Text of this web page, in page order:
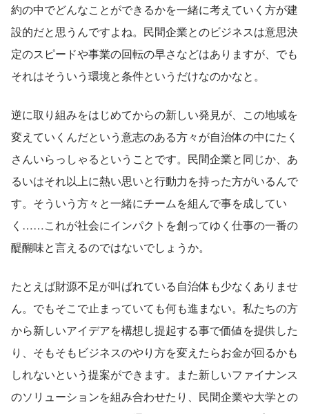
約の中でどんなことができるかを一緒に考えていく方が建
設的だと思うんですよね。民間企業とのビジネスは意思決
定のスピードや事業の回転の早さなどはありますが、でも
それはそういう環境と条件というだけなのかなと。
逆に取り組みをはじめてからの新しい発見が、この地域を
変えていくんだという意志のある方々が自治体の中にたく
さんいらっしゃるということです。民間企業と同じか、あ
るいはそれ以上に熱い思いと行動力を持った方がいるんで
す。そういう方々と一緒にチームを組んで事を成してい
く……これが社会にインパクトを創ってゆく仕事の一番の
醍醐味と言えるのではないでしょうか。
たとえば財源不足が叫ばれている自治体も少なくありませ
ん。でもそこで止まっていても何も進まない。私たちの方
から新しいアイデアを構想し提起する事で価値を提供した
り、そもそもビジネスのやり方を変えたらお金が回るかも
しれないという提案ができます。また新しいファイナンス
のソリューションを組み合わせたり、民間企業や大学との